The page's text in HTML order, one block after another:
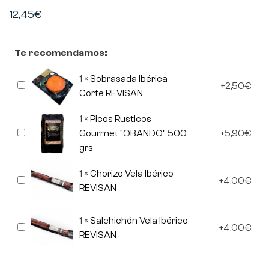
12,45€
Te recomendamos:
Sobrasada
Ibérica
REVISAN
1 × Sobrasada Ibérica
Corte REVISAN
2,50€
Picos
Rusticos
Gourmet
500
grs
1 × Picos Rusticos
Gourmet "OBANDO" 500
grs
5,90€
Chorizo
1 × Chorizo Vela Ibérico
REVISAN
4,00€
Salchichón
1 × Salchichón Vela Ibérico
REVISAN
4,00€